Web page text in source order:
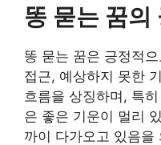
똥 묻는 꿈의
똥 묻는 꿈은 긍정적
접근, 예상하지 못한
흐름을 상징하며, 특
은 좋은 기운이 멀리
까이 다가오고 있음을